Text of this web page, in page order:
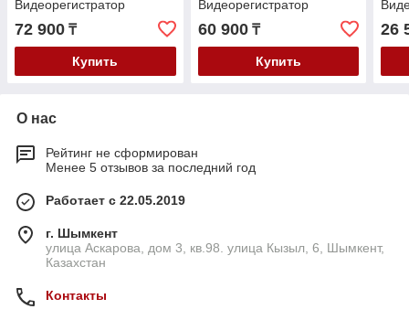
Видеорегистратор
72 900 ₸
Купить
Видеорегистратор
60 900₸
Купить
26
О нас
Рейтинг не сформирован
Менее 5 отзывов за последний год
Работает с 22.05.2019
г. Шымкент
улица Аскарова, дом 3, кв.98. улица Кызыл, 6, Шымкент,
Казахстан
Контакты